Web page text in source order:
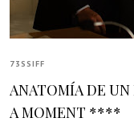
73SSIFF
ANATOMÍA DE
A MOMENT ****